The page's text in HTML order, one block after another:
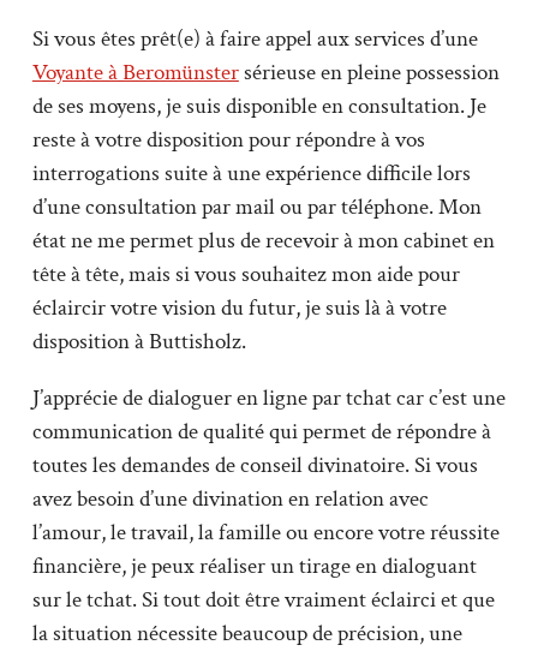
Si vous êtes prêt(e) à faire appel aux services d’une
Voyante à Beromünstersérieuse en pleine possession
de ses moyens, je suis disponible en consultation. Je
reste à votre disposition pour répondre à vos
interrogations suite à une expérience difficile lors
d’une consultation par mail ou par téléphone. Mon
état ne me permet plus de recevoir à mon cabinet en
tête à tête, mais si vous souhaitez mon aide pour
éclaircir votre vision du futur, je suis là à votre
disposition à Buttisholz.
J’apprécie de dialoguer en ligne par tchat car c’est une
communication de qualité qui permet de répondre à
toutes les demandes de conseil divinatoire. Si vous
avez besoin d’une divination en relation avec
l’amour, le travail, la famille ou encore votre réussite
financière, je peux réaliser un tirage en dialoguant
sur le tchat. Si tout doit être vraiment éclairci et que
la situation nécessite beaucoup de précision, une